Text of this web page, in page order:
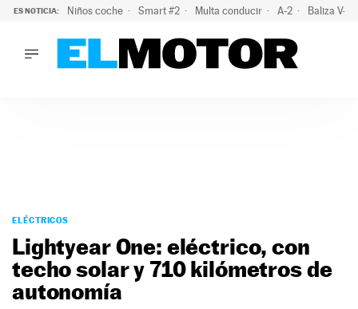
ES NOTICIA: Niños coche Smart #2 Multa conducir A-2 Baliza V-
PODCAST
MOTOS
TECNOLOGÍA
SUPERCOCHES
ELÉCTRICOS
Lightyear One: eléctrico, con
techo solar y 710 kilómetros de
autonomía